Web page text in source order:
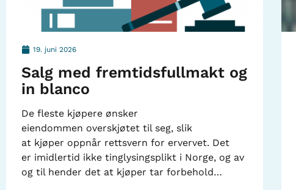
19. juni 2026
Salg med fremtidsfullmakt og
in blanco
De fleste kjøpere ønsker
eiendommen overskjøtet til seg, slik
at kjøper oppnår rettsvern for ervervet. Det
er imidlertid ikke tinglysingsplikt i Norge, og av
og til hender det at kjøper tar forbehold…